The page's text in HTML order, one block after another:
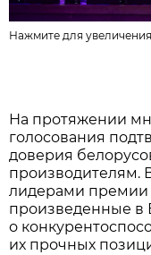
Нажмите для
На протяжении
голосования
доверия
производителям.
лидерами премии
произведенные в
о
их прочных